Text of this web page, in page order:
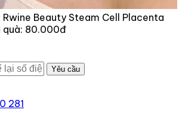
Rwine Beauty Steam Cell Placenta
quà: 80.000đ
Yêu cầu
281